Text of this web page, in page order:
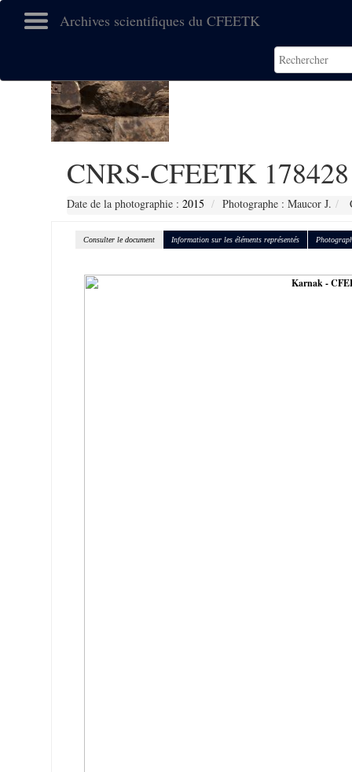
Archives scientifiques du CFEETK
CNRS-CFEETK 178428
Date de la photographie : 2015 Photographe : Maucor J.
Consulter le document Information sur les éléments représentés